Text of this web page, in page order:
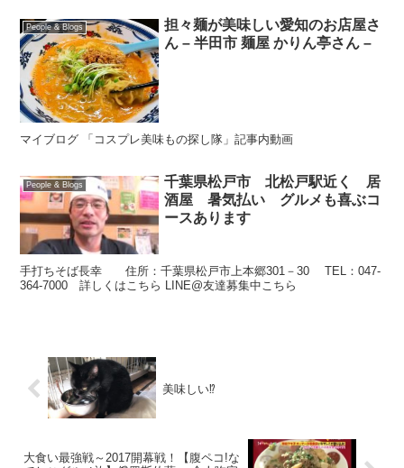
People & Blogs
担々麺が美味しい愛知のお店屋さ
ん – 半田市 麺屋 かりん亭さん –
マイブログ 「コスプレ美味もの探し隊」記事内動画
People & Blogs
千葉県松戸市 北松戸駅近く 居
酒屋 暑気払い グルメも喜ぶコ
ースあります
手打ちそば長幸 住所：千葉県松戸市上本郷301－30 TEL：047-
364-7000 詳しくはこちら LINE@友達募集中こちら
美味しい⁉️
大食い最強戦～2017開幕戦！【腹ペコ!な